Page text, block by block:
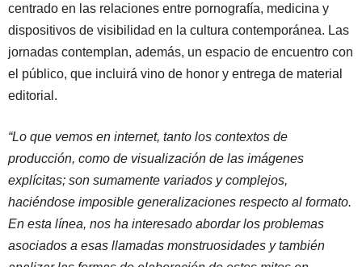
centrado en las relaciones entre pornografía, medicina y
dispositivos de visibilidad en la cultura contemporánea. Las
jornadas contemplan, además, un espacio de encuentro con
el público, que incluirá vino de honor y entrega de material
editorial.
“Lo que vemos en internet, tanto los contextos de
producción, como de visualización de las imágenes
explícitas; son sumamente variados y complejos,
haciéndose imposible generalizaciones respecto al formato.
En esta línea, nos ha interesado abordar los problemas
asociados a esas llamadas monstruosidades y también